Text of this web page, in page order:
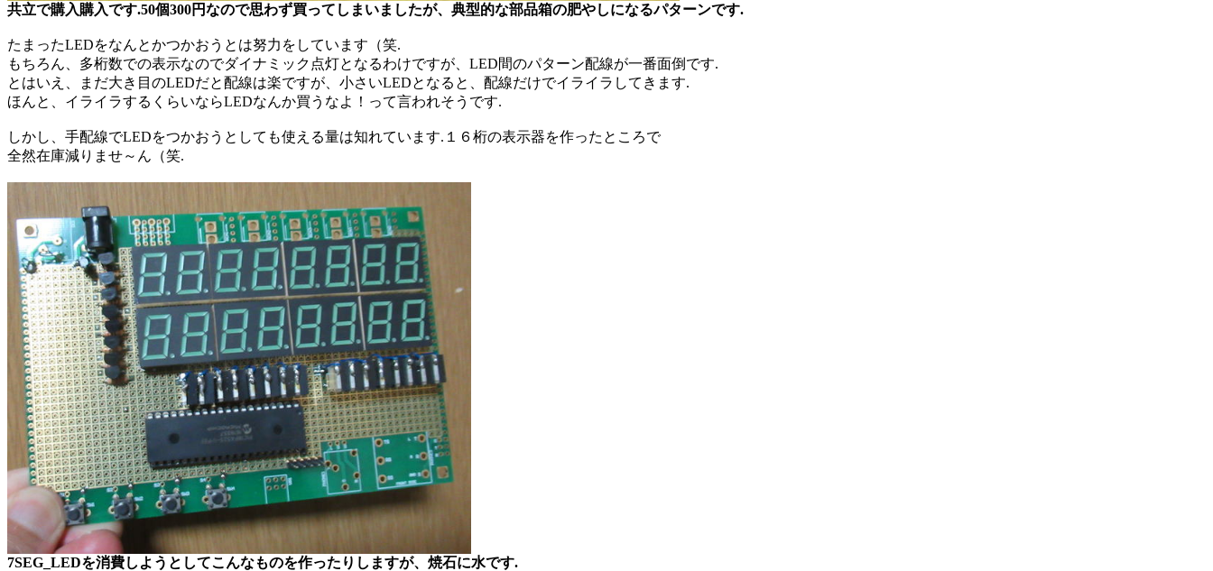
共立で購入購入です.50個300円なので思わず買ってしまいましたが、典型的な部品箱の肥やしになるパターンです.
たまったLEDをなんとかつかおうとは努力をしています（笑.
もちろん、多桁数での表示なのでダイナミック点灯となるわけですが、LED間のパターン配線が一番面倒です.
とはいえ、まだ大き目のLEDだと配線は楽ですが、小さいLEDとなると、配線だけでイライラしてきます.
ほんと、イライラするくらいならLEDなんか買うなよ！って言われそうです.
しかし、手配線でLEDをつかおうとしても使える量は知れています.１６桁の表示器を作ったところで
全然在庫減りませ～ん（笑.
7SEG_LEDを消費しようとしてこんなものを作ったりしますが、焼石に水です.